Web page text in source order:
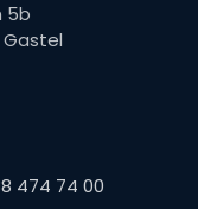
5b
Gastel
474 74 00